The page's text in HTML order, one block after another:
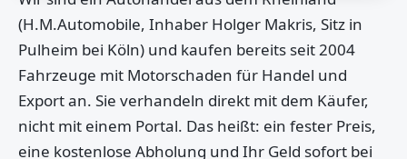
(H.M.Automobile, Inhaber Holger Makris, Sitz in
Pulheim bei Köln) und kaufen bereits seit 2004
Fahrzeuge mit Motorschaden für Handel und
Export an. Sie verhandeln direkt mit dem Käufer,
nicht mit einem Portal. Das heißt: ein fester Preis,
eine kostenlose Abholung und Ihr Geld sofort bei